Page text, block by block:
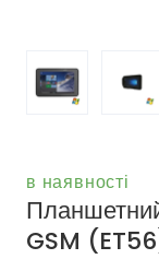
в наявності
GSM